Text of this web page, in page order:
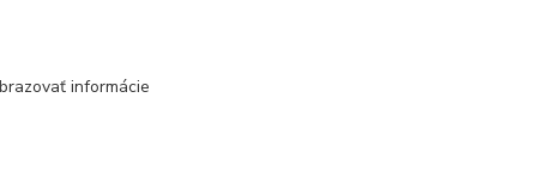
informácie